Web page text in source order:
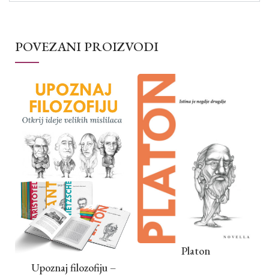
POVEZANI PROIZVODI
Upoznaj filozofiju –
Platon